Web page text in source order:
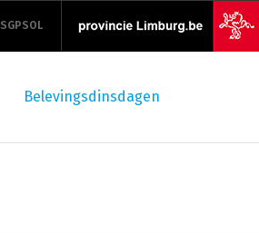
SGPSOL
Belevingsdinsdagen